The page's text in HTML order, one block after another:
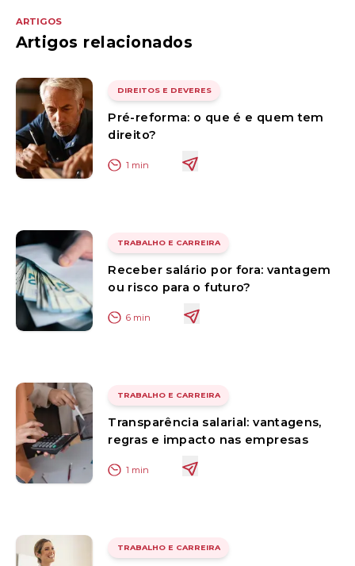
ARTIGOS
Artigos relacionados
DIREITOS E DEVERES
Pré-reforma: o que é e quem tem
direito?
1 min
TRABALHO E CARREIRA
Receber salário por fora: vantagem
ou risco para o futuro?
6 min
TRABALHO E CARREIRA
Transparência salarial: vantagens,
regras e impacto nas empresas
1 min
TRABALHO E CARREIRA